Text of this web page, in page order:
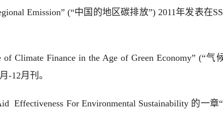
Emission” (“中国的地区碳排放”) 2011年发表在
Climate Finance in the Age of Green Economy” (“
-12月刊。
Effectiveness For Environmental Sustainability 的一章